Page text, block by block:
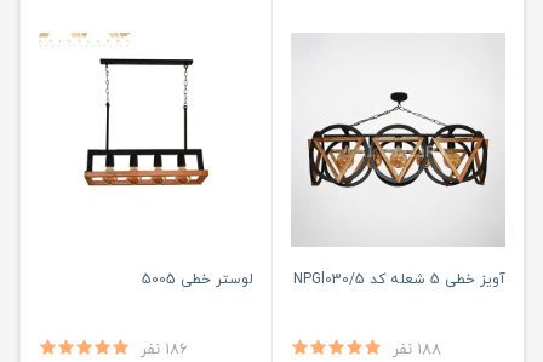
آویز خطی 5 شعله کد NPGl030/5
188 نفر
لوستر خطی 5005
186 نفر